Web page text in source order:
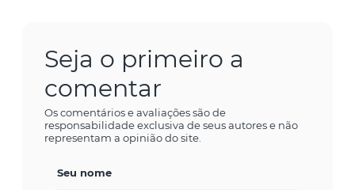
Seja o primeiro a
comentar
Os comentários e avaliações são de
responsabilidade exclusiva de seus autores e não
representam a opinião do site.
Seu nome